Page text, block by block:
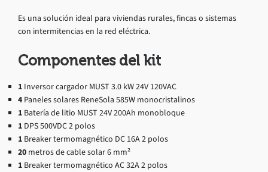
Es una solución ideal para viviendas rurales, fincas o sistemas
con intermitencias en la red eléctrica.
Componentes del kit
1 Inversor cargador MUST 3.0 kW 24V 120VAC
4 Paneles solares ReneSola 585W monocristalinos
1 Batería de litio MUST 24V 200Ah monobloque
1 DPS 500VDC 2 polos
1 Breaker termomagnético DC 16A 2 polos
20 metros de cable solar 6 mm²
1 Breaker termomagnético AC 32A 2 polos